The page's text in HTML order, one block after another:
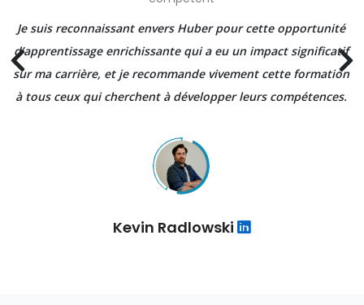
Je suis reconnaissant envers Huber pour cette opportunité
d’apprentissage enrichissante qui a eu un impact significatif
sur ma carrière, et je recommande vivement cette formation
à tous ceux qui cherchent à développer leurs compétences.
Kevin Radlowski